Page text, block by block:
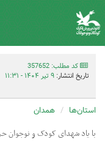
کد مطلب: 357652
تاریخ انتشار: ۹ تیر ۱۴۰۴ - ۱۱:۳۱
استان‌ها همدان
با یاد شهدای کودک و نوجوان